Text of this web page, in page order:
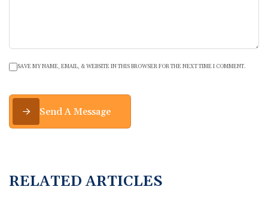
SAVE MY NAME, EMAIL, & WEBSITE IN THIS BROWSER FOR THE NEXT TIME I COMMENT.
Send A Message
RELATED ARTICLES